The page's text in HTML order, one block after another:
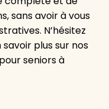
sans avoir à vous
N’hésitez
plus sur nos
seniors à